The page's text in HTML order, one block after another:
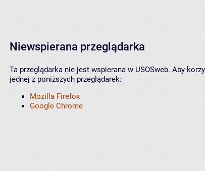
Niewspierana przeglądarka
Ta przeglądarka nie jest wspierana w USOSweb. Aby
jednej z poniższych przeglądarek:
Mozilla Firefox
Google Chrome